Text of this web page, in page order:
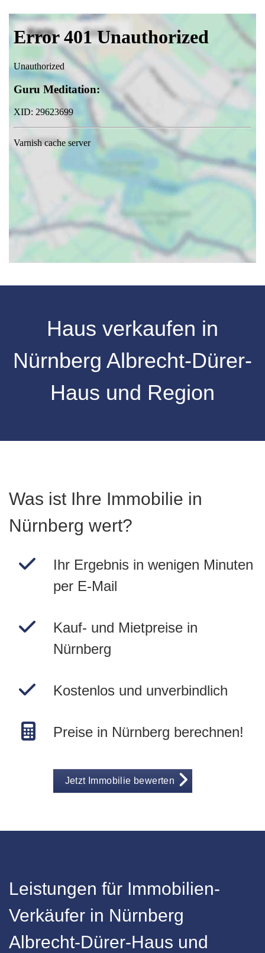
Haus verkaufen in
Nürnberg Albrecht-Dürer-
Haus und Region
Was ist Ihre Immobilie in
Nürnberg wert?
Ihr Ergebnis in wenigen Minuten
per E-Mail
Kauf- und Mietpreise in
Nürnberg
Kostenlos und unverbindlich
Preise in Nürnberg berechnen!
Jetzt Immobilie bewerten
Leistungen für Immobilien-
Verkäufer in Nürnberg
Albrecht-Dürer-Haus und